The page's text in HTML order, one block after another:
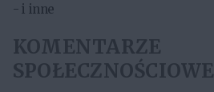
- i inne
KOMENTARZE
SPOŁECZNOŚCIOWE